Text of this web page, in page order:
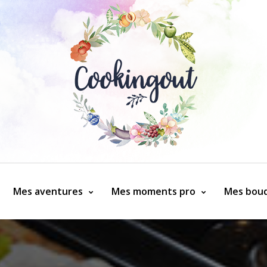
Mes aventures Mes moments pro Mes